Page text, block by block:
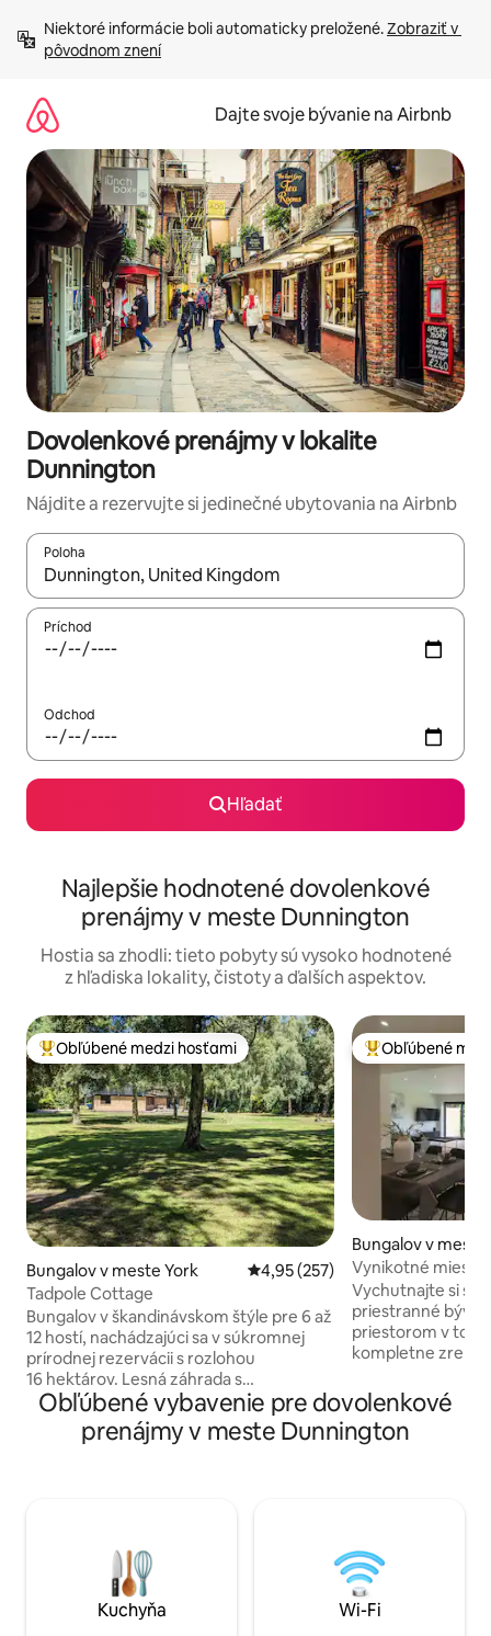
obsah.
Niektoré informácie boli automaticky preložené. Zobraziť v
pôvodnom znení
Dajte svoje bývanie na Airbnb
Dovolenkové prenájmy v lokalite
Dunnington
Nájdite a rezervujte si jedinečné ubytovania na Airbnb
Poloha
Keď budú výsledky k dispozícii, môžete si ich prechádzať
Príchod
Odchod
Hľadať
Najlepšie hodnotené dovolenkové
prenájmy v meste Dunnington
Hostia sa zhodli: tieto pobyty sú vysoko hodnotené
z hľadiska lokality, čistoty a ďalších aspektov.
Najobľúbenejšie medzi hosťami
Obľúbené medzi hosťami
Bungalov v meste York Priemerné ohodnotenie 4,95 z
4,95 (257)
Tadpole Cottage
Bungalov v škandinávskom štýle pre 6 až
12 hostí, nachádzajúci sa v súkromnej
prírodnej rezervácii s rozlohou
16 hektárov. Lesná záhrada s
fantastickým výberom starších
rododendronov a azaliek sa rozprestiera
na ploche 0,6 hektára a ponúka ohnisko
Country Houses, Sledmere, Castle
Howard a Burton Agnes sú vzdialené do
30 minút jazdy autom. Vítané sú
rodiny/priatelia, skupiny mužov alebo
Najobľúbenejšie
Obľúbené
Bungalov v meste
ppleton
Vynikotné miesto
a ZÁHRADOU
Vychutnajte si
priestranné
priestorom v
kompletne
zdobené
dverami vedúcimi
grilom a
parkovaním pre 3
dostatok
priestoru, aby bol
príjemný.
Obľúbené vybavenie pre dovolenkové
prenájmy v meste Dunnington
Kuchyňa Wi-Fi